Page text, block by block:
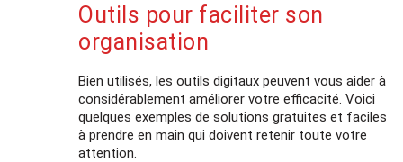
Outils pour faciliter son
organisation
Bien utilisés, les outils digitaux peuvent vous aider à
considérablement améliorer votre efficacité. Voici
quelques exemples de solutions gratuites et faciles
à prendre en main qui doivent retenir toute votre
attention.